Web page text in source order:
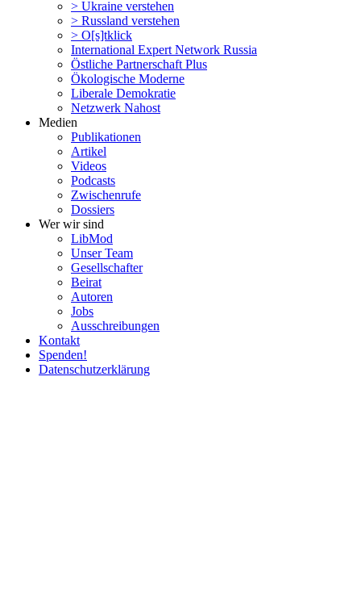
> Ukraine verstehen
> Russland verstehen
> O[s]tklick
Inter­na­tional Expert Network Russia
Östliche Partner­schaft Plus
Ökolo­gische Moderne
Liberale Demokratie
Netzwerk Nahost
Medien
Publi­ka­tionen
Artikel
Videos
Podcasts
Zwischenrufe
Dossiers
Wer wir sind
LibMod
Unser Team
Gesell­schafter
Beirat
Autoren
Jobs
Ausschrei­bungen
Kontakt
Spenden!
Daten­schutz­er­klärung